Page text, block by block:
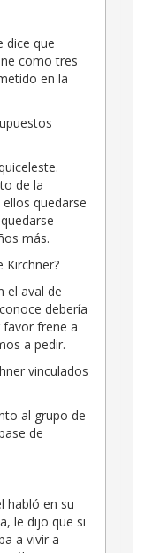
dice que
como tres
en la
de la
quedarse
más.
Kirchner?
el aval de
debería
favor frene a
a pedir.
vinculados
al grupo de
de
habló en su
le dijo que si
a vivir a